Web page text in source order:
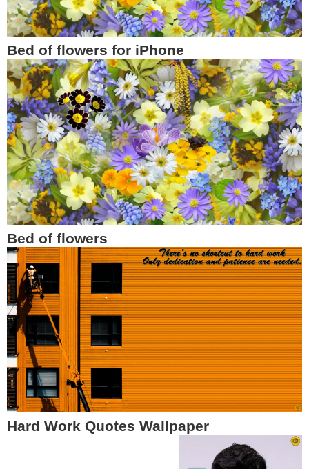
Bed of flowers for iPhone
Bed of flowers
Hard Work Quotes Wallpaper